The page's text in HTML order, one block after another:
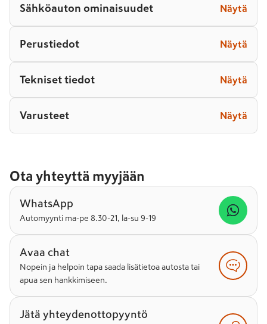
Sähköauton ominaisuudet Näytä
Perustiedot Näytä
Tekniset tiedot Näytä
Varusteet Näytä
Ota yhteyttä myyjään
WhatsApp
Automyynti ma-pe 8.30-21, la-su 9-19
Avaa chat
Nopein ja helpoin tapa saada lisätietoa autosta tai
apua sen hankkimiseen.
Jätä yhteydenottopyyntö